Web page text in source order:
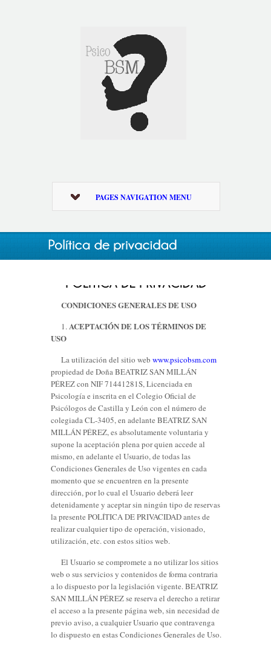
PAGES NAVIGATION MENU
CONDICIONES GENERALES DE USO
1. ACEPTACIÓN DE LOS TÉRMINOS DE
USO
La utilización del sitio web www.psicobsm.com
propiedad de Doña BEATRIZ SAN MILLÁN
PÉREZ con NIF 71441281S, Licenciada en
Psicología e inscrita en el Colegio Oficial de
Psicólogos de Castilla y León con el número de
colegiada CL-3405, en adelante BEATRIZ SAN
MILLÁN PÉREZ, es absolutamente voluntaria y
supone la aceptación plena por quien accede al
mismo, en adelante el Usuario, de todas las
Condiciones Generales de Uso vigentes en cada
momento que se encuentren en la presente
dirección, por lo cual el Usuario deberá leer
detenidamente y aceptar sin ningún tipo de reservas
la presente POLÍTICA DE PRIVACIDAD antes de
realizar cualquier tipo de operación, visionado,
utilización, etc. con estos sitios web.
El Usuario se compromete a no utilizar los sitios
web o sus servicios y contenidos de forma contraria
a lo dispuesto por la legislación vigente. BEATRIZ
SAN MILLÁN PÉREZ se reserva el derecho a retirar
el acceso a la presente página web, sin necesidad de
previo aviso, a cualquier Usuario que contravenga
lo dispuesto en estas Condiciones Generales de Uso.